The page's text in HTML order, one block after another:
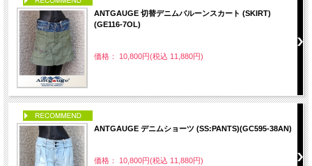
ANTGAUGE 切替デニムバルーンスカート (SKIRT)
(GE116-7OL)
価格： 10,800円(税込 11,880円)
ANTGAUGE デニムショーツ (SS:PANTS)(GC595-38AN)
価格： 10,800円(税込 11,880円)